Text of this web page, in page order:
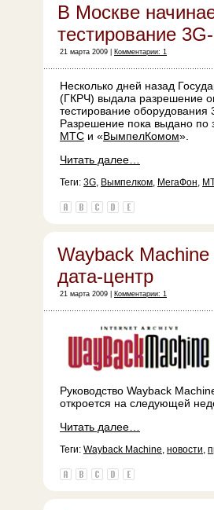
В Москве
тестирование
21 марта 2009 | Комментарии: 1
Несколько дней назад
(ГКРЧ) выдала разрешение
тестирование оборудования
Разрешение пока выдано по
МТС и «ВымпелКомом».
Читать далее…
Теги: 3G, Вымпелком, МегаФон,
Wayback
дата-центр
21 марта 2009 | Комментарии: 1
Руководство Wayback
откроется на следующей
Читать далее…
Теги: Wayback Machine, новости,